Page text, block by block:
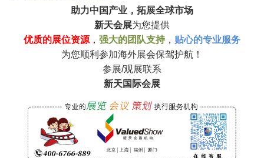
助力中国产业，拓展全球市场
新天会展为您提供
优质的展位资源 ， 强大的团队支持， 贴心的专业服务
为您顺利参加海外展会保驾护航！
参展/观展联系
新天国际会展